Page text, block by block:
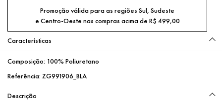
Promoção válida para as regiões Sul, Sudeste
e Centro-Oeste nas compras acima de R$ 499,00
Características
Composição: 100% Poliuretano
Referência: ZG991906_BLA
Descrição